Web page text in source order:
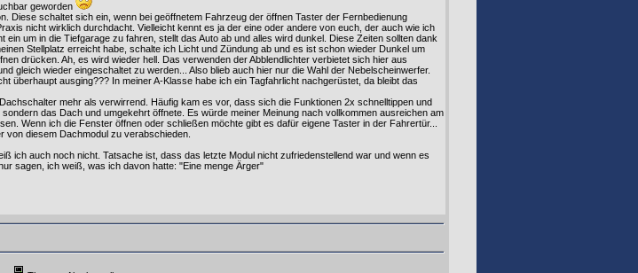
geworden
Diese schaltet sich ein, wenn bei geöffnetem Fahrzeug der öffnen Taster der Fernbedienung
nicht wirklich durchdacht. Vielleicht kennt es ja der eine oder andere von euch, der auch wie ich
um in die Tiefgarage zu fahren, stellt das Auto ab und alles wird dunkel. Diese Zeiten sollten dank
Stellplatz erreicht habe, schalte ich Licht und Zündung ab und es ist schon wieder Dunkel um
drücken. Ah, es wird wieder hell. Das verwenden der Abblendlichter verbietet sich hier aus
gleich wieder eingeschaltet zu werden... Also blieb auch hier nur die Wahl der Nebelscheinwerfer.
überhaupt ausging??? In meiner A-Klasse habe ich ein Tagfahrlicht nachgerüstet, da bleibt das
mehr als verwirrend. Häufig kam es vor, dass sich die Funktionen 2x schnelltippen und
das Dach und umgekehrt öffnete. Es würde meiner Meinung nach vollkommen ausreichen am
Wenn ich die Fenster öffnen oder schließen möchte gibt es dafür eigene Taster in der Fahrertür...
von diesem Dachmodul zu verabschieden.
ich auch noch nicht. Tatsache ist, dass das letzte Modul nicht zufriedenstellend war und wenn es
sagen, ich weiß, was ich davon hatte: "Eine menge Ärger"